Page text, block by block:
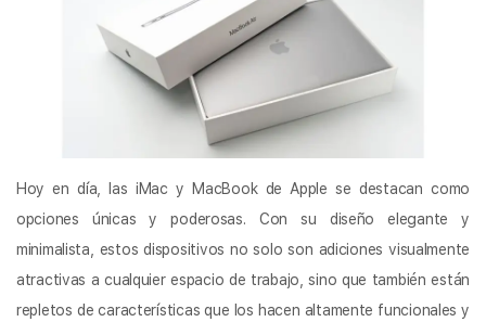
Hoy en día, las iMac y MacBook de Apple se destacan como
opciones únicas y poderosas. Con su diseño elegante y
minimalista, estos dispositivos no solo son adiciones visualmente
atractivas a cualquier espacio de trabajo, sino que también están
repletos de características que los hacen altamente funcionales y